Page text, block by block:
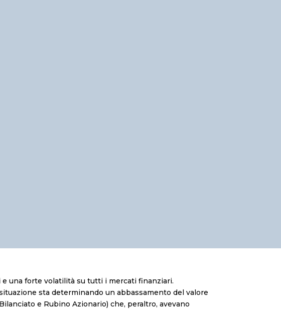
e una forte volatilità su tutti i mercati finanziari.
sta determinando un abbassamento del valore
e Rubino Azionario) che, peraltro, avevano